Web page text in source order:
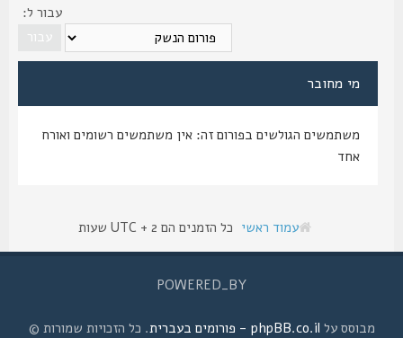
עבור ל:
מי מחובר
משתמשים הגולשים בפורום זה: אין משתמשים רשומים ואורח
עמוד ראשי כל הזמנים הם UTC + 2 שעות
POWERED_BY
מבוסס עלphpBB.co.il - פורומים בעברית
. כל הזכויות שמורות ©